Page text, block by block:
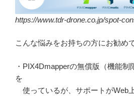
https://www.tdr-drone.co.jp/spot-
こんな悩みをお持ちの方にお勧めで
・PIX4Dmapperの無償版（機能制
を
使っているが、サポートがWeb